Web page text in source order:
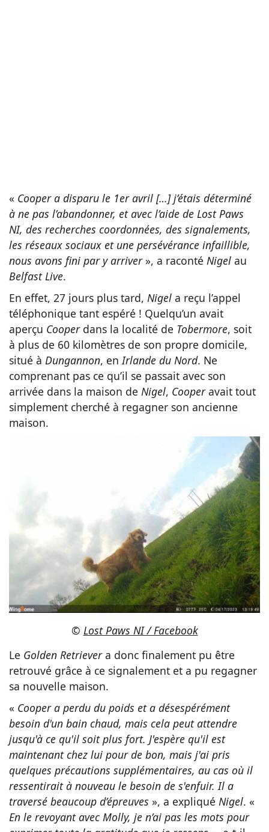
« Cooper a disparu le 1er avril […] j’étais déterminé
à ne pas l’abandonner, et avec l’aide de Lost Paws
NI, des recherches coordonnées, des signalements,
les réseaux sociaux et une persévérance infaillible,
nous avons fini par y arriver », a raconté Nigel au
Belfast Live.
En effet, 27 jours plus tard, Nigel a reçu l’appel
téléphonique tant espéré ! Quelqu’un avait
aperçu Cooper dans la localité de Tobermore, soit
à plus de 60 kilomètres de son propre domicile,
situé à Dungannon, enIrlande du Nord. Ne
comprenant pas ce qu’il se passait avec son
arrivée dans la maison de Nigel, Cooperavait tout
simplement cherché à regagner son ancienne
maison.
© Lost Paws NI / Facebook
Le Golden Retrievera donc finalement pu être
retrouvé grâce à ce signalement et a pu regagner
sa nouvelle maison.
« Cooper a perdu du poids et a désespérément
besoin d'un bain chaud, mais cela peut attendre
jusqu'à ce qu'il soit plus fort. J'espère qu'il est
maintenant chez lui pour de bon, mais j'ai pris
quelques précautions supplémentaires, au cas où il
ressentirait à nouveau le besoin de s'enfuir. Il a
traversé beaucoup d’épreuves », a expliqué Nigel. «
En le revoyant avec Molly, je n’ai pas les mots pour